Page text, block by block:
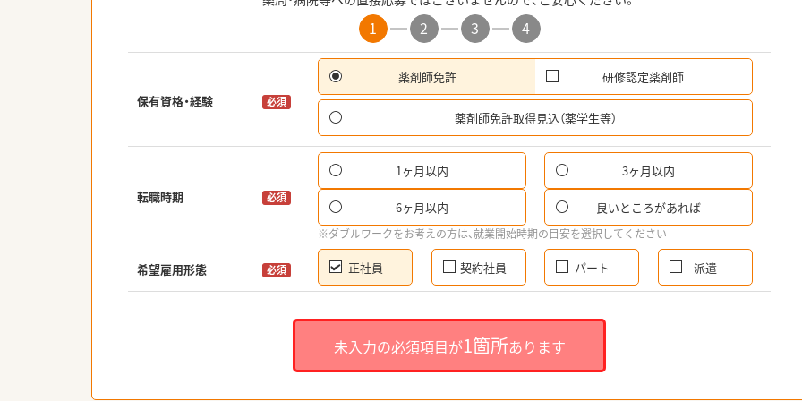
1 2 3 4
保有資格・経験 必須
薬剤師免許 研修認定薬剤師
薬剤師免許取得見込（薬学生等）
転職時期 必須
1ヶ月以内 3ヶ月以内
6ヶ月以内 良いところがあれば
※ダブルワークをお考えの方は、就業開始時期の目安を選択してください
希望雇用形態 必須 正社員 契約社員 パート 派遣
未入力の必須項目が1箇所あります